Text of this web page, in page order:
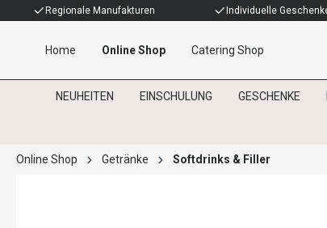
Regionale Manufakturen Individuelle
Home Online Shop Catering Shop
NEUHEITEN EINSCHULUNG GESCHENKE
Online Shop Getränke Softdrinks & Filler